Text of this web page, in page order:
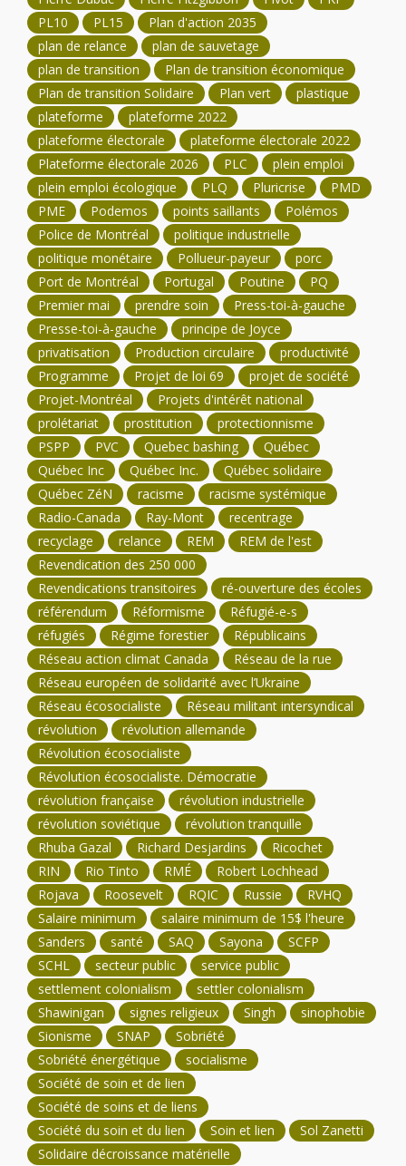
PL10
PL15
Plan d'action 2035
plan de relance
plan de sauvetage
plan de transition
Plan de transition économique
Plan de transition Solidaire
Plan vert
plastique
plateforme
plateforme 2022
plateforme électorale
plateforme électorale 2022
Plateforme électorale 2026
PLC
plein emploi
plein emploi écologique
PLQ Pluricrise
PMD
PME
Podemos points saillants
Polémos
Police de Montréal
politique industrielle
politique monétaire
Pollueur-payeur
porc
Port de Montréal
Portugal Poutine
PQ
Premier mai
prendre soin
Press-toi-à-gauche
Presse-toi-à-gauche
principe de Joyce
privatisation
Production circulaire
productivité
Programme
Projet de loi 69
projet de société
Projet-Montréal
Projets d'intérêt national
prolétariat
prostitution
protectionnisme
PSPP
PVC Quebec bashing
Québec
Québec Inc
Québec Inc.
Québec solidaire
Québec ZéN
racisme
racisme systémique
Radio-Canada
Ray-Mont
recentrage
recyclage
relance REM
REM de l'est
Revendication des 250 000
Revendications transitoires
ré-ouverture des écoles
référendum
Réformisme
Réfugié-e-s
réfugiés
Régime forestier
Républicains
Réseau action climat Canada
Réseau de la rue
Réseau européen de solidarité avec l’Ukraine
Réseau écosocialiste
Réseau militant intersyndical
révolution
révolution allemande
Révolution écosocialiste
Révolution écosocialiste. Démocratie
révolution française
révolution industrielle
révolution soviétique
révolution tranquille
Rhuba Gazal
Richard Desjardins
Ricochet
RIN
Rio Tinto RMÉ
Robert Lochhead
Rojava
Roosevelt RQIC Russie
RVHQ
Salaire minimum
salaire minimum de 15$ l'heure
Sanders
santé SAQ Sayona
SCFP
SCHL
secteur public
service public
settlement colonialism
settler colonialism
Shawinigan
signes religieux Singh
sinophobie
Sionisme
SNAP
Sobriété
Sobriété énergétique
socialisme
Société de soin et de lien
Société de soins et de liens
Société du soin et du lien
Soin et lien
Sol Zanetti
Solidaire décroissance matérielle